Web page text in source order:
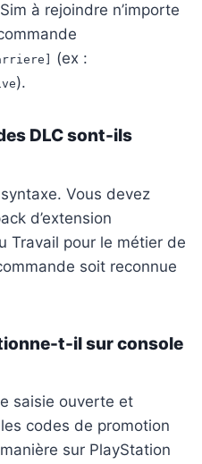
à rejoindre n’importe
(ex :
).
DLC sont-ils
Vous devez
d’extension
Travail pour le métier de
soit reconnue
t-il sur console
saisie ouverte et
codes de promotion
sur PlayStation